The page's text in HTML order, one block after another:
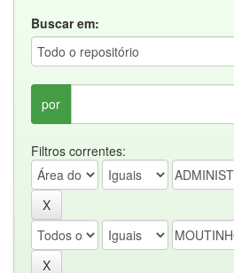
Buscar em:
por
Filtros correntes: